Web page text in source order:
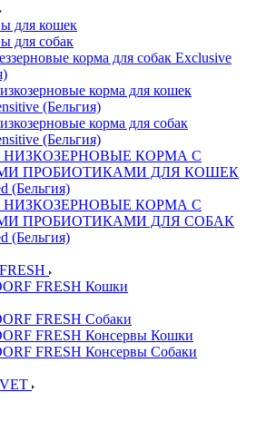
для кошек
для собак
корма для собак Exclusive
корма для кошек
(Бельгия)
корма для собак
(Бельгия)
КОРМА С
ПРОБИОТИКАМИ ДЛЯ КОШЕК
(Бельгия)
КОРМА С
ПРОБИОТИКАМИ ДЛЯ СОБАК
(Бельгия)
FRESH Кошки
FRESH Собаки
FRESH Консервы Кошки
FRESH Консервы Собаки